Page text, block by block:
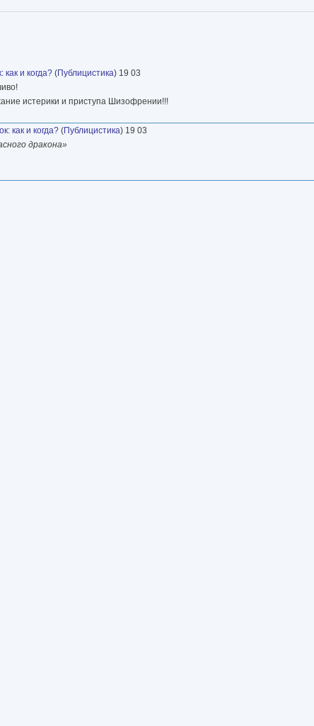
и когда? (Публицистика) 19 03
истерики и приступа Шизофрении!!!
как и когда? (Публицистика) 19 03
дракона»